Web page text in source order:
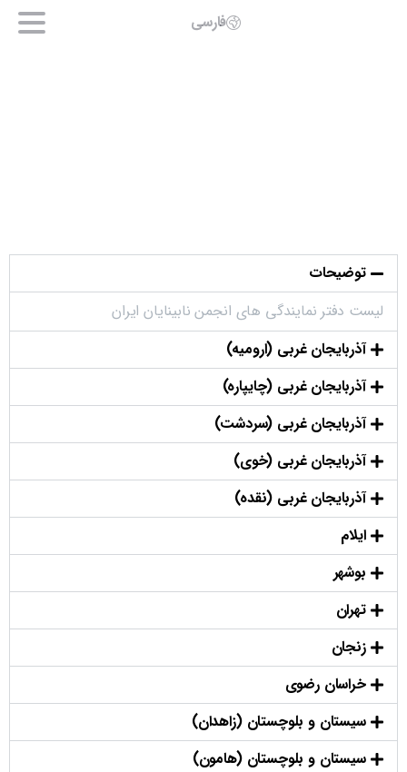
فارسی
توضیحات
لیست دفتر نمایندگی های انجمن نابینایان ایران
آذربایجان غربی (ارومیه)
آذربایجان غربی (چایپاره)
آذربایجان غربی (سردشت)
آذربایجان غربی (خوی)
آذربایجان غربی (نقده)
ایلام
بوشهر
تهران
زنجان
خراسان رضوی
سیستان و بلوچستان (زاهدان)
سیستان و بلوچستان (هامون)